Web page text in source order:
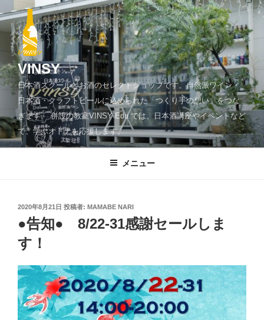
ン
ツ
へ
ッ
プ
VINSY
日本酒スクールとお酒のセレクトショップです。自然派ワイン・
日本酒・クラフトビールに込められた「つくり手の想い」をつな
ぎます。 併設の教室VINSY Edu.では、日本酒講座やイベントなど
で、学ぶオトナを応援します。
メニュー
投
日:
2020年8月21日 投稿者: MAMABE NARI
●告知● 8/22-31感謝セールしま
す！